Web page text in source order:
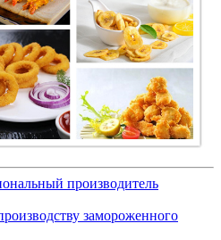
производитель
замороженного